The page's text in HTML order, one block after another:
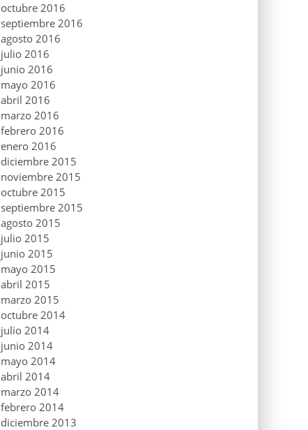
octubre 2016
septiembre 2016
agosto 2016
julio 2016
junio 2016
mayo 2016
abril 2016
marzo 2016
febrero 2016
enero 2016
diciembre 2015
noviembre 2015
octubre 2015
septiembre 2015
agosto 2015
julio 2015
junio 2015
mayo 2015
abril 2015
marzo 2015
octubre 2014
julio 2014
junio 2014
mayo 2014
abril 2014
marzo 2014
febrero 2014
diciembre 2013